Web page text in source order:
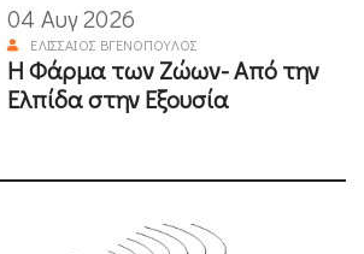
04 Αυγ 2026
ΕΛΙΣΣΑΊΟΣ ΒΓΕΝΌΠΟΥΛΟΣ
Η Φάρμα των Ζώων- Από την
Ελπίδα στην Εξουσία